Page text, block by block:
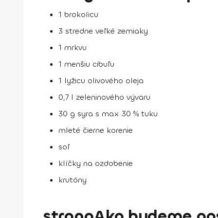
1 brokolicu
3 stredne veľké zemiaky
1 mrkvu
1 menšiu cibuľu
1 lyžicu olivového oleja
0,7 l zeleninového vývaru
30 g syra s max 30 % tuku
mleté čierne korenie
soľ
klíčky na ozdobenie
krutóny